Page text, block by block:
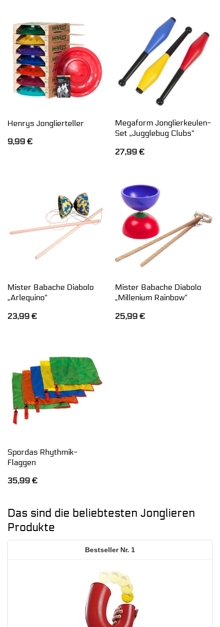
Henrys Jonglierteller
9,99 €
Megaform Jonglierkeulen-
Set „Jugglebug Clubs“
27,99 €
Mister Babache Diabolo
„Arlequino“
23,99 €
Mister Babache Diabolo
„Millenium Rainbow“
25,99 €
Spordas Rhythmik-
Flaggen
35,99 €
Das sind die beliebtesten Jonglieren
Produkte
1